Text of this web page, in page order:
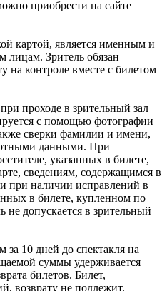
приобрести на сайте
картой, является именным и
лицам. Зритель обязан
на контроле вместе с билетом
проходе в зрительный зал
с помощью фотографии
сверки фамилии и имени,
данными. При
указанных в билете,
сведениям, содержащимся в
при наличии исправлений в
в билете, купленном по
не допускается в зрительный
за 10 дней до спектакля на
суммы удерживается
билетов. Билет,
возврату не подлежит.